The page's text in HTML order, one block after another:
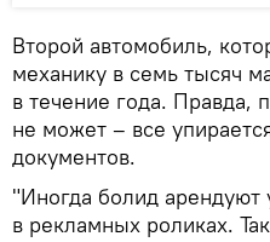
Второй автомобиль,
механику в семь тысяч
в течение года. Правда,
не может – все
документов.
"Иногда болид
в рекламных роликах.